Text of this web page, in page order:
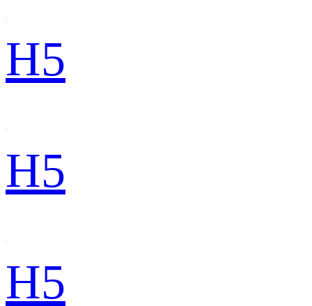
H5
H5
H5